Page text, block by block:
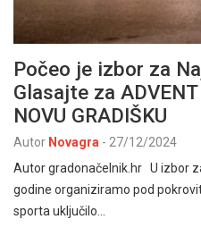
Počeo je izbor za
Glasajte za
NOVU GRADIŠKU
Autor Novagra - 27/12/2024
Autor gradonačelnik.hr U izbor
godine organiziramo pod
sporta uključilo…